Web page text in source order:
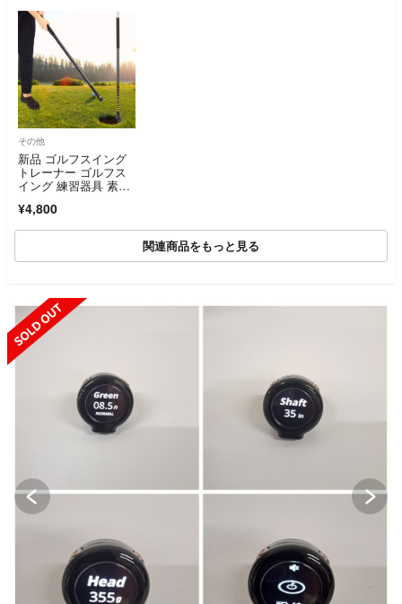
その他
新品 ゴルフスイング
トレーナー ゴルフス
イング 練習器具 素振
¥4,800
関連商品をもっと見る
SOLD OUT